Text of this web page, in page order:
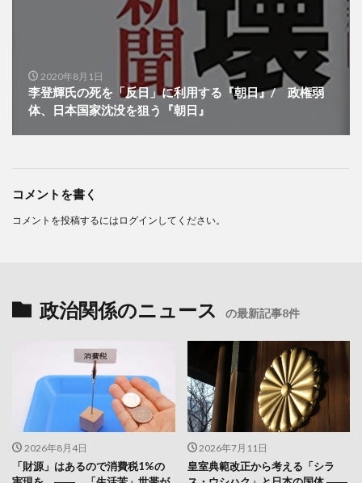
2020年8月1日
李登輝氏の死を「反日」に利用する『朝日』/ 政権弱
体、日本国家沈没を狙う『朝日』
コメントを書く
コメントを投稿するには ログイン してください。
政治関係のニュース の最新記事8件
2026年8月4日
「財源」はあるので消費税1%の
2026年7月11日
皇室典範改正から考える「シラ